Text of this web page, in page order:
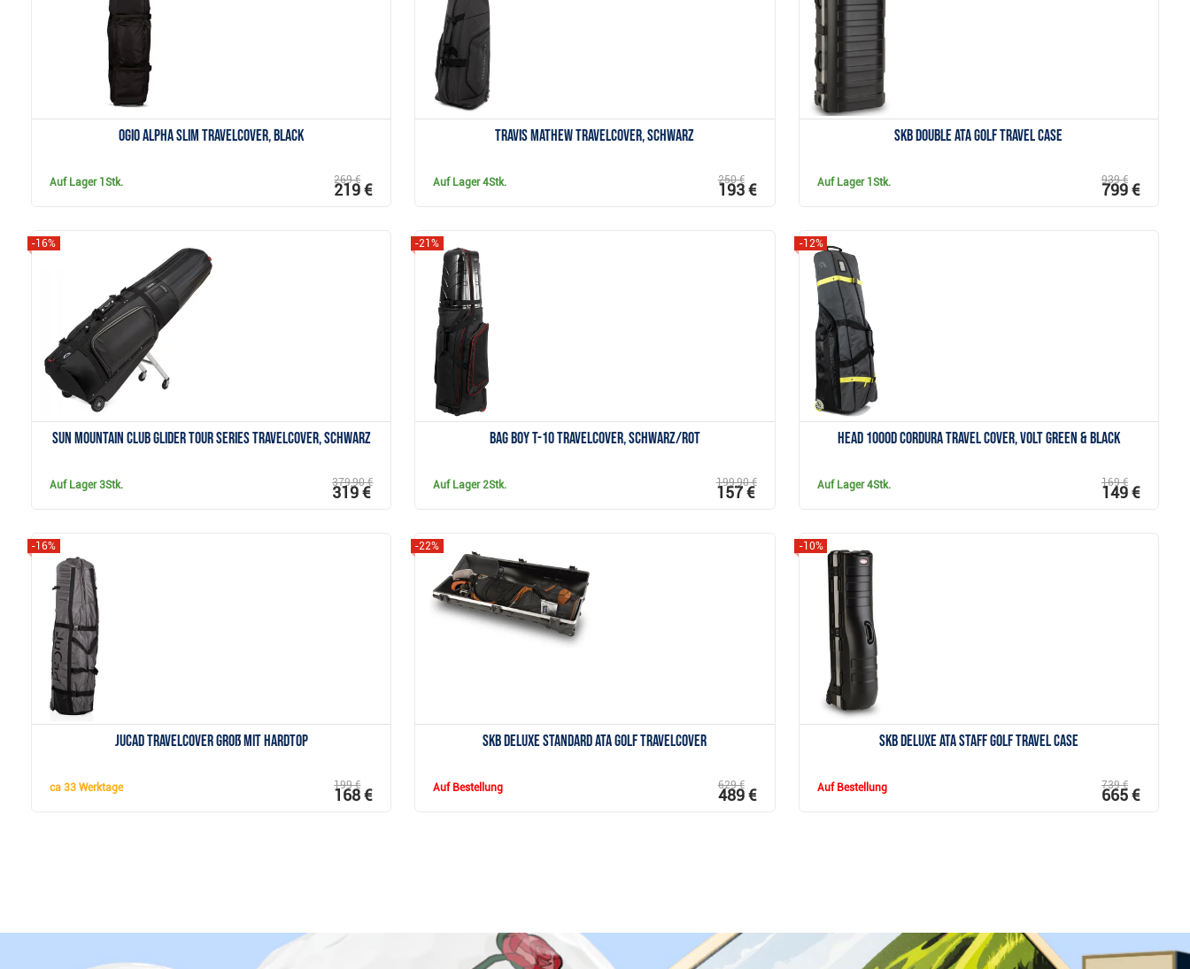
Ogio Alpha Slim Travelcover, black
Auf Lager 1Stk. 269 €
219 €
Travis Mathew Travelcover, schwarz
Auf Lager4Stk. 250 €
193 €
SKB Double ATA Golf Travel Case
Auf Lager 1Stk. 939 €
799 €
Sun Mountain Club Glider Tour Series Travelcover, schwarz
-16%
Auf Lager3Stk. 379,90 €
319 €
Anzeigen
Bag Boy T-10 Travelcover, schwarz/rot
-21%
Auf Lager 2Stk. 199,90 €
157 €
HEAD 1000D Cordura travel cover, volt green & black
-12%
Auf Lager4Stk. 169 €
149 €
JuCad Travelcover groß mit Hardtop
-16%
ca 33 Werktage 199 €
168 €
SKB Deluxe Standard ATA Golf Travelcover
-22%
Auf Bestellung 629 €
489 €
Anzeigen
SKB Deluxe ATA Staff Golf Travel Case
-10%
Auf Bestellung 739 €
665 €